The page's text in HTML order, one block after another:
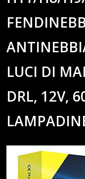
LUCI DI
DRL, 12V,